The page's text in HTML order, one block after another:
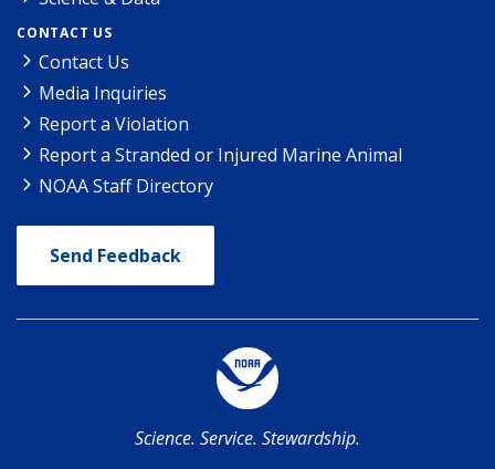
CONTACT US
Contact Us
Media Inquiries
Report a Violation
Report a Stranded or Injured Marine Animal
NOAA Staff Directory
Send Feedback
Science. Service. Stewardship.